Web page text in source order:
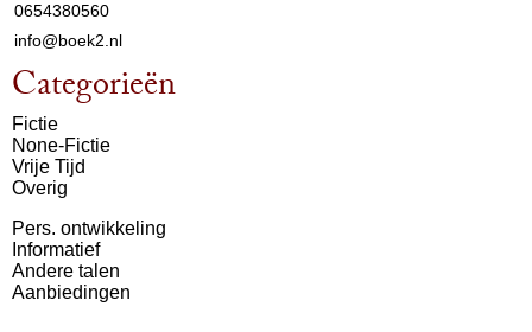
0654380560
info@boek2.nl
Categorieën
Fictie
None-Fictie
Vrije Tijd
Overig
Pers. ontwikkeling
Informatief
Andere talen
Aanbiedingen